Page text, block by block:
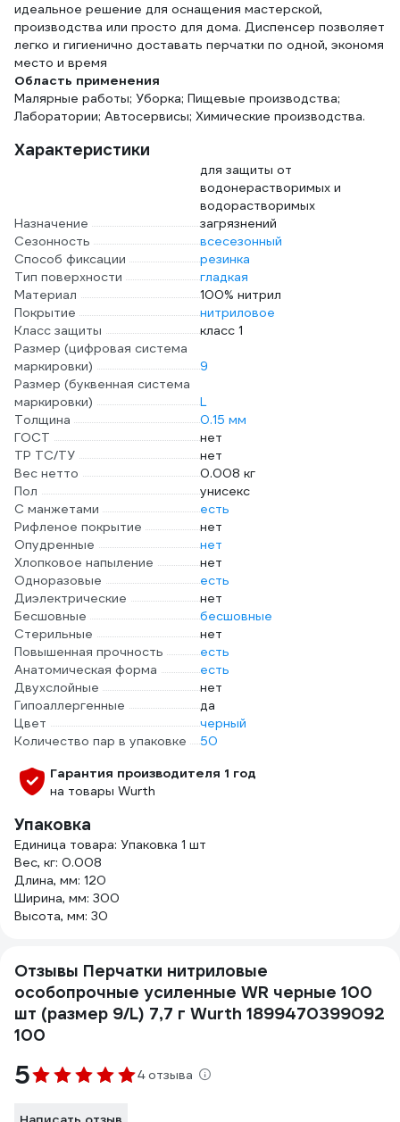
идеальное решение для оснащения мастерской,
производства или просто для дома. Диспенсер позволяет
легко и гигиенично доставать перчатки по одной, экономя
место и время
Область применения
Малярные работы; Уборка; Пищевые производства;
Лаборатории; Автосервисы; Химические производства.
Характеристики
Назначение
для защиты от
водонерастворимых и
водорастворимых
загрязнений
Сезонность
всесезонный
Способ фиксации
резинка
Тип поверхности
гладкая
Материал
100% нитрил
Покрытие
нитриловое
Класс защиты
класс 1
Размер (цифровая система
маркировки)
9
Размер (буквенная система
маркировки)
L
Толщина
0.15 мм
ГОСТ
нет
ТР ТС/ТУ
нет
Вес нетто
0.008 кг
Пол
унисекс
С манжетами
есть
Рифленое покрытие
нет
Опудренные
нет
Хлопковое напыление
нет
Одноразовые
есть
Диэлектрические
нет
Бесшовные
бесшовные
Стерильные
нет
Повышенная прочность
есть
Анатомическая форма
есть
Двухслойные
нет
Гипоаллергенные
да
Цвет
черный
Количество пар в упаковке
50
Гарантия производителя 1 год
на товары Wurth
Упаковка
Единица товара: Упаковка 1 шт
Вес, кг: 0.008
Длина, мм: 120
Ширина, мм: 300
Высота, мм: 30
Отзывы Перчатки нитриловые
особопрочные усиленные WR черные 100
шт (размер 9/L) 7,7 г Wurth 1899470399092
100
5 4 отзыва